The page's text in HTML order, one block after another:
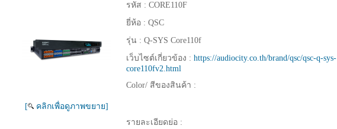
[ คลิกเพื่อดูภาพขยาย]
รหัส : CORE110F
ยี่ห้อ : QSC
รุ่น : Q-SYS Core110f
เว็บไซต์เกี่ยวข้อง : https://audiocity.co.th/brand/qsc/qsc-q-sys-
core110fv2.html
Color/ สีของสินค้า :
รายละเอียดย่อ :